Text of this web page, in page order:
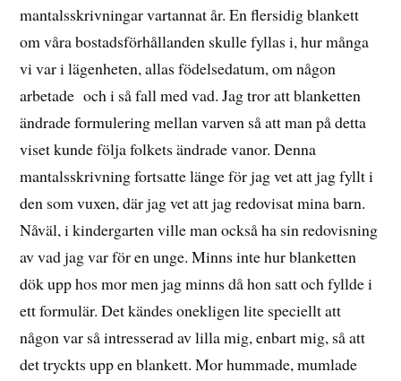
mantalsskrivningar vartannat år. En flersidig blankett
om våra bostadsförhållanden skulle fyllas i, hur många
vi var i lägenheten, allas födelsedatum, om någon
arbetade och i så fall med vad. Jag tror att blanketten
ändrade formulering mellan varven så att man på detta
viset kunde följa folkets ändrade vanor. Denna
mantalsskrivning fortsatte länge för jag vet att jag fyllt i
den som vuxen, där jag vet att jag redovisat mina barn.
Nåväl, i kindergarten ville man också ha sin redovisning
av vad jag var för en unge. Minns inte hur blanketten
dök upp hos mor men jag minns då hon satt och fyllde i
ett formulär. Det kändes onekligen lite speciellt att
någon var så intresserad av lilla mig, enbart mig, så att
det tryckts upp en blankett. Mor hummade, mumlade